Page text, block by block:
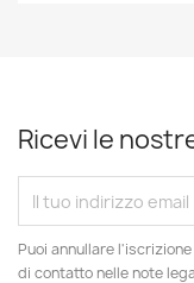
Ricevi le
Puoi annullare
di contatto nelle note